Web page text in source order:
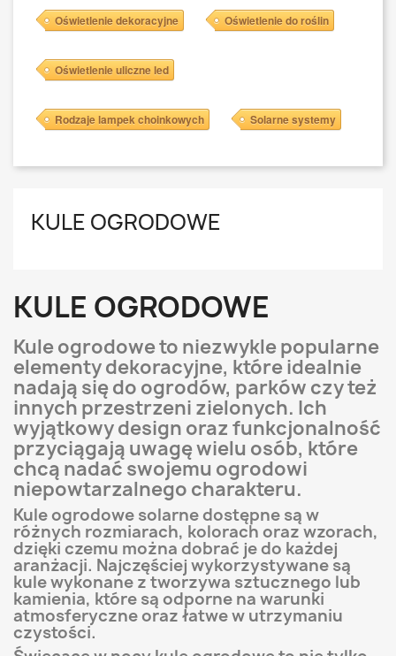
Oświetlenie dekoracyjne Oświetlenie do roślin
Oświetlenie uliczne led
Rodzaje lampek choinkowych Solarne systemy
KULE OGRODOWE
KULE OGRODOWE
Kule ogrodowe to niezwykle popularne
elementy dekoracyjne, które idealnie
nadają się do ogrodów, parków czy też
innych przestrzeni zielonych. Ich
wyjątkowy design oraz funkcjonalność
przyciągają uwagę wielu osób, które
chcą nadać swojemu ogrodowi
niepowtarzalnego charakteru.
Kule ogrodowe solarne dostępne są w
różnych rozmiarach, kolorach oraz wzorach,
dzięki czemu można dobrać je do każdej
aranżacji. Najczęściej wykorzystywane są
kule wykonane z tworzywa sztucznego lub
kamienia, które są odporne na warunki
atmosferyczne oraz łatwe w utrzymaniu
czystości.